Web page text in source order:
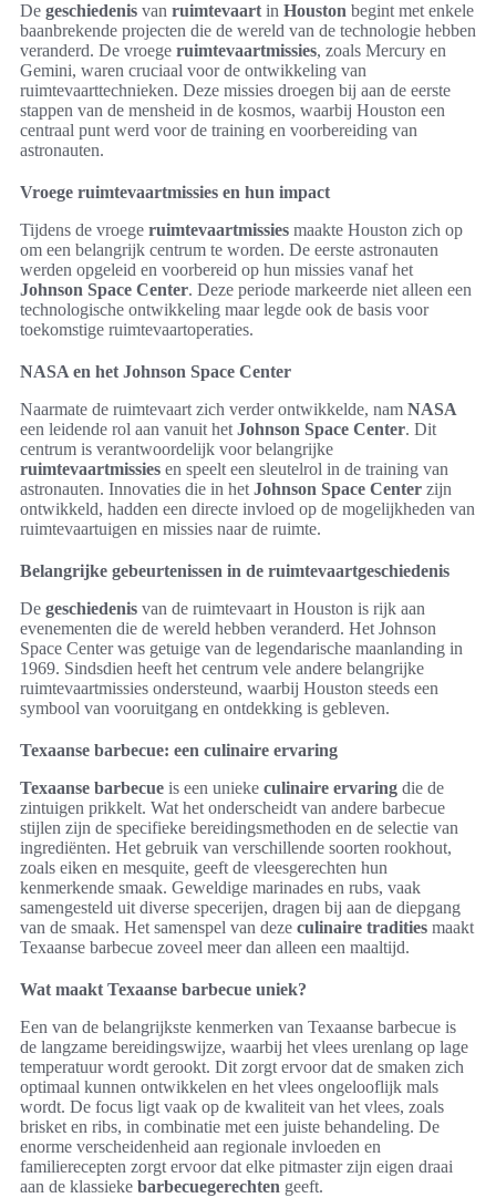
De geschiedenis van ruimtevaart in Houston begint met enkele
baanbrekende projecten die de wereld van de technologie hebben
veranderd. De vroege ruimtevaartmissies, zoals Mercury en
Gemini, waren cruciaal voor de ontwikkeling van
ruimtevaarttechnieken. Deze missies droegen bij aan de eerste
stappen van de mensheid in de kosmos, waarbij Houston een
centraal punt werd voor de training en voorbereiding van
astronauten.
Vroege ruimtevaartmissies en hun impact
Tijdens de vroege ruimtevaartmissies maakte Houston zich op
om een belangrijk centrum te worden. De eerste astronauten
werden opgeleid en voorbereid op hun missies vanaf het
Johnson Space Center. Deze periode markeerde niet alleen een
technologische ontwikkeling maar legde ook de basis voor
toekomstige ruimtevaartoperaties.
NASA en het Johnson Space Center
Naarmate de ruimtevaart zich verder ontwikkelde, nam NASA
een leidende rol aan vanuit het Johnson Space Center. Dit
centrum is verantwoordelijk voor belangrijke
ruimtevaartmissies en speelt een sleutelrol in de training van
astronauten. Innovaties die in het Johnson Space Center zijn
ontwikkeld, hadden een directe invloed op de mogelijkheden van
ruimtevaartuigen en missies naar de ruimte.
Belangrijke gebeurtenissen in de ruimtevaartgeschiedenis
De geschiedenis van de ruimtevaart in Houston is rijk aan
evenementen die de wereld hebben veranderd. Het Johnson
Space Center was getuige van de legendarische maanlanding in
1969. Sindsdien heeft het centrum vele andere belangrijke
ruimtevaartmissies ondersteund, waarbij Houston steeds een
symbool van vooruitgang en ontdekking is gebleven.
Texaanse barbecue: een culinaire ervaring
Texaanse barbecue is een unieke culinaire ervaring die de
zintuigen prikkelt. Wat het onderscheidt van andere barbecue
stijlen zijn de specifieke bereidingsmethoden en de selectie van
ingrediënten. Het gebruik van verschillende soorten rookhout,
zoals eiken en mesquite, geeft de vleesgerechten hun
kenmerkende smaak. Geweldige marinades en rubs, vaak
samengesteld uit diverse specerijen, dragen bij aan de diepgang
van de smaak. Het samenspel van deze culinaire tradities maakt
Texaanse barbecue zoveel meer dan alleen een maaltijd.
Wat maakt Texaanse barbecue uniek?
Een van de belangrijkste kenmerken van Texaanse barbecue is
de langzame bereidingswijze, waarbij het vlees urenlang op lage
temperatuur wordt gerookt. Dit zorgt ervoor dat de smaken zich
optimaal kunnen ontwikkelen en het vlees ongelooflijk mals
wordt. De focus ligt vaak op de kwaliteit van het vlees, zoals
brisket en ribs, in combinatie met een juiste behandeling. De
enorme verscheidenheid aan regionale invloeden en
familierecepten zorgt ervoor dat elke pitmaster zijn eigen draai
aan de klassieke barbecuegerechten geeft.